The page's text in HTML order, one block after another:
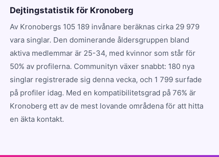
Dejtingstatistik för Kronoberg
Av Kronobergs 105 189 invånare beräknas cirka 29 979
vara singlar. Den dominerande åldersgruppen bland
aktiva medlemmar är 25-34, med kvinnor som står för
50% av profilerna. Communityn växer snabbt: 180 nya
singlar registrerade sig denna vecka, och 1 799 surfade
på profiler idag. Med en kompatibilitetsgrad på 76% är
Kronoberg ett av de mest lovande områdena för att hitta
en äkta kontakt.